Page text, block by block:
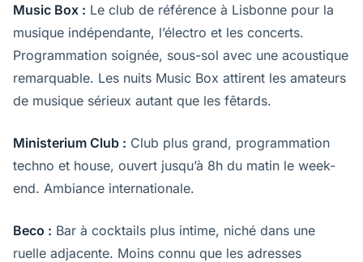
Music Box : Le club de référence à Lisbonne pour la
musique indépendante, l’électro et les concerts.
Programmation soignée, sous-sol avec une acoustique
remarquable. Les nuits Music Box attirent les amateurs
de musique sérieux autant que les fêtards.
Ministerium Club : Club plus grand, programmation
techno et house, ouvert jusqu’à 8h du matin le week-
end. Ambiance internationale.
Beco : Bar à cocktails plus intime, niché dans une
ruelle adjacente. Moins connu que les adresses